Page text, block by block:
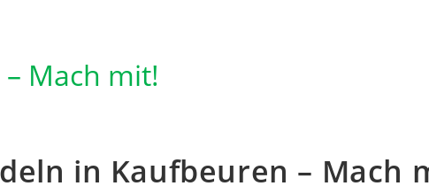
Mach mit!
in Kaufbeuren – Mach